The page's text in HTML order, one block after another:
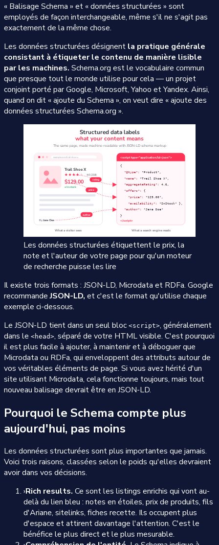
« Balisage Schema » et « données structurées » sont
employés de façon interchangeable, même s'il ne s'agit pas
exactement de la même chose.
Les données structurées désignent la pratique générale
consistant à étiqueter le contenu de manière lisible
par les machines. Schema.org est le vocabulaire commun
que presque tout le monde utilise pour cela — un projet
conjoint porté par Google, Microsoft, Yahoo et Yandex. Ainsi,
quand on dit « ajoute du Schema », on veut dire « ajoute des
données structurées Schema.org ».
Les données structurées étiquettent le prix, la
note et l'auteur de votre page pour qu'un moteur
de recherche puisse les lire
Il existe trois formats : JSON-LD, Microdata et RDFa. Google
recommandeJSON-LD, et c'est le format qu'utilise chaque
exemple ci-dessous.
Le JSON-LD tient dans un seul bloc <script>, généralement
dans le <head>, séparé de votre HTML visible. C'est pourquoi
il est plus facile à ajouter, à maintenir et à déboguer que
Microdata ou RDFa, qui enveloppent des attributs autour de
vos véritables éléments de page. Si vous avez hérité d'un
site utilisant Microdata, cela fonctionne toujours, mais tout
nouveau balisage devrait être en JSON-LD.
Pourquoi le Schema compte plus
aujourd'hui, pas moins
Les données structurées sont plus importantes que jamais.
Voici trois raisons, classées selon le poids qu'elles devraient
avoir dans vos décisions.
›Rich results. Ce sont les listings enrichis qui vont au-
delà du lien bleu : notes en étoiles, prix de produits, fils
d'Ariane, sitelinks, fiches recette. Ils occupent plus
d'espace et attirent davantage l'attention. C'est le
bénéfice le plus direct et le plus mesurable.